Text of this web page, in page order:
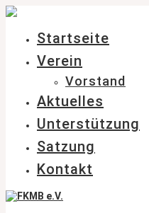
Skip
contentStartseite
Verein
Vorstand
Aktuelles
Unterstützung
Satzung
Kontakt